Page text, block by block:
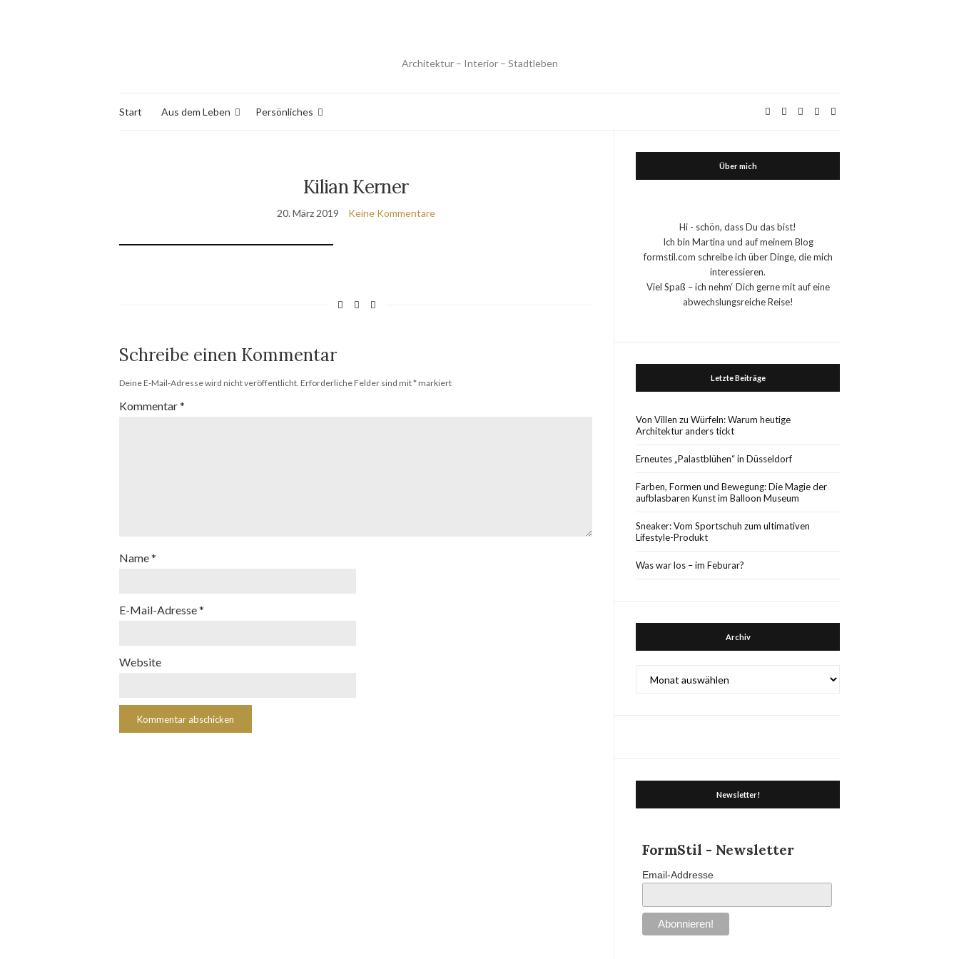
Architektur – Interior – Stadtleben
Start Aus dem Leben Persönliches
Kilian Kerner
20. März 2019 Keine Kommentare
Schreibe einen Kommentar
Deine E-Mail-Adresse wird nicht veröffentlicht. Erforderliche Felder sind mit*markiert
Kommentar*
Name*
E-Mail-Adresse*
Website
Über mich
Hi - schön, dass Du das bist!
Ich bin Martina und auf meinem Blog
formstil.com schreibe ich über Dinge, die mich
interessieren.
Viel Spaß – ich nehm‘ Dich gerne mit auf eine
abwechslungsreiche Reise!
Letzte Beiträge
Von Villen zu Würfeln: Warum heutige
Architektur anders tickt
Erneutes „Palastblühen“ in Düsseldorf
Farben, Formen und Bewegung: Die Magie der
aufblasbaren Kunst im Balloon Museum
Sneaker: Vom Sportschuh zum ultimativen
Lifestyle-Produkt
Was war los – im Feburar?
Archiv
Newsletter!
FormStil - Newsletter
Email-Addresse